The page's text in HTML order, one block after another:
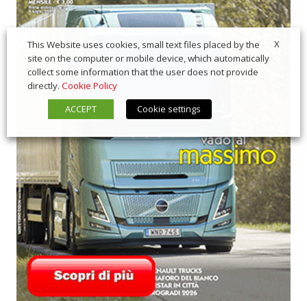
X
This Website uses cookies, small text files placed by the
site on the computer or mobile device, which automatically
collect some information that the user does not provide
directly. Cookie Policy
ACCEPT
Cookie settings